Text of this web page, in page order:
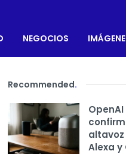
NEGOCIOS
Recommended.
altavoz
Alexa y